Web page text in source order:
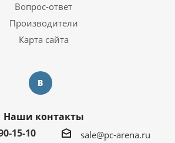
Вопрос-ответ
Производители
Карта сайта
Наши контакты
15-10
sale@pc-arena.ru